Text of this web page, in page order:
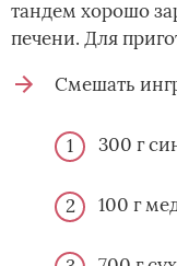
тандем хорошо
печени. Для
Смешать
300 г
100 г